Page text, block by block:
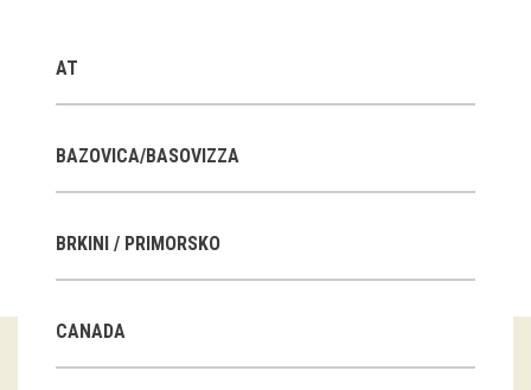
Stalne razstave
Občasne razstave
E-razstave
AT
BAZOVICA/BASOVIZZA
BRKINI / PRIMORSKO
CANADA